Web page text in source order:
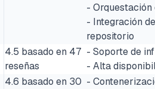
-
- Integración
repositorio
4.5 basado en 47
reseñas
- Soporte de
- Alta
4.6 basado en 30 -